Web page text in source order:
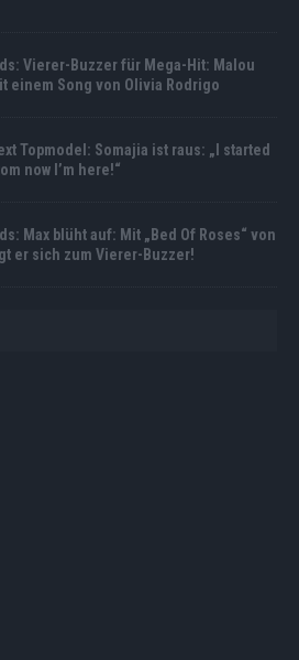
Vierer-Buzzer für Mega-Hit: Malou
einem Song von Olivia Rodrigo
Topmodel: Somajia ist raus: „I started
now I’m here!“
Max blüht auf: Mit „Bed Of Roses“ von
er sich zum Vierer-Buzzer!